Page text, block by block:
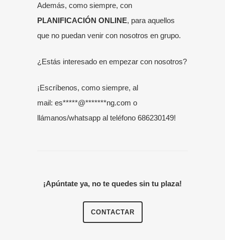
Además, como siempre, con
PLANIFICACIÓN ONLINE, para aquellos
que no puedan venir con nosotros en grupo.
¿Estás interesado en empezar con nosotros?
¡Escríbenos, como siempre, al
mail: es*****@*******ng.com o
llámanos/whatsapp al teléfono 686230149!
¡Apúntate ya, no te quedes sin tu plaza!
CONTACTAR